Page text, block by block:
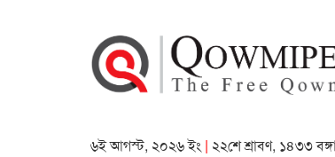
৬ই আগস্ট, ২০২৬ ইং | ২২শে শ্রাবণ, ১৪৩৩